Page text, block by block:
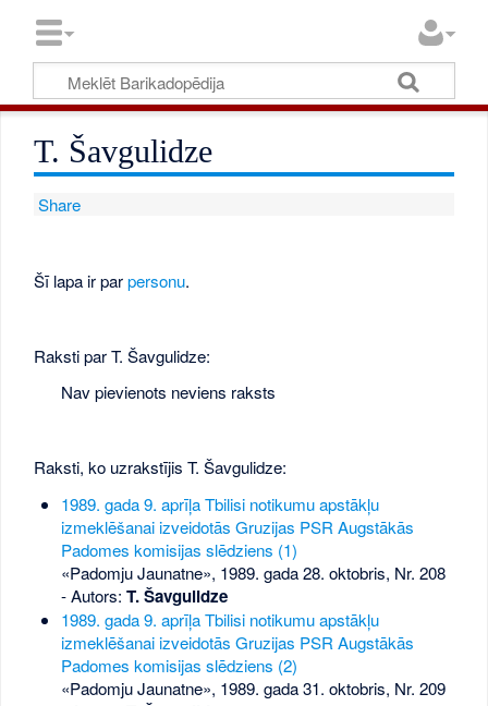
T. Šavgulidze
Share
Šī lapa ir parpersonu.
Raksti par T. Šavgulidze:
Nav pievienots neviens raksts
Raksti, ko uzrakstījis T. Šavgulidze:
1989. gada 9. aprīļa Tbilisi notikumu apstākļu
izmeklēšanai izveidotās Gruzijas PSR Augstākās
Padomes komisijas slēdziens (1)
«Padomju Jaunatne», 1989. gada 28. oktobris, Nr. 208
- Autors: T. Šavgulidze
1989. gada 9. aprīļa Tbilisi notikumu apstākļu
izmeklēšanai izveidotās Gruzijas PSR Augstākās
Padomes komisijas slēdziens (2)
«Padomju Jaunatne», 1989. gada 31. oktobris, Nr. 209